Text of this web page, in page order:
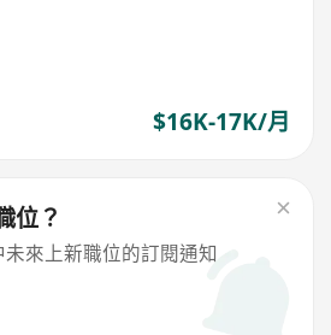
$16K-17K/月
位？
來上新職位的訂閱通知